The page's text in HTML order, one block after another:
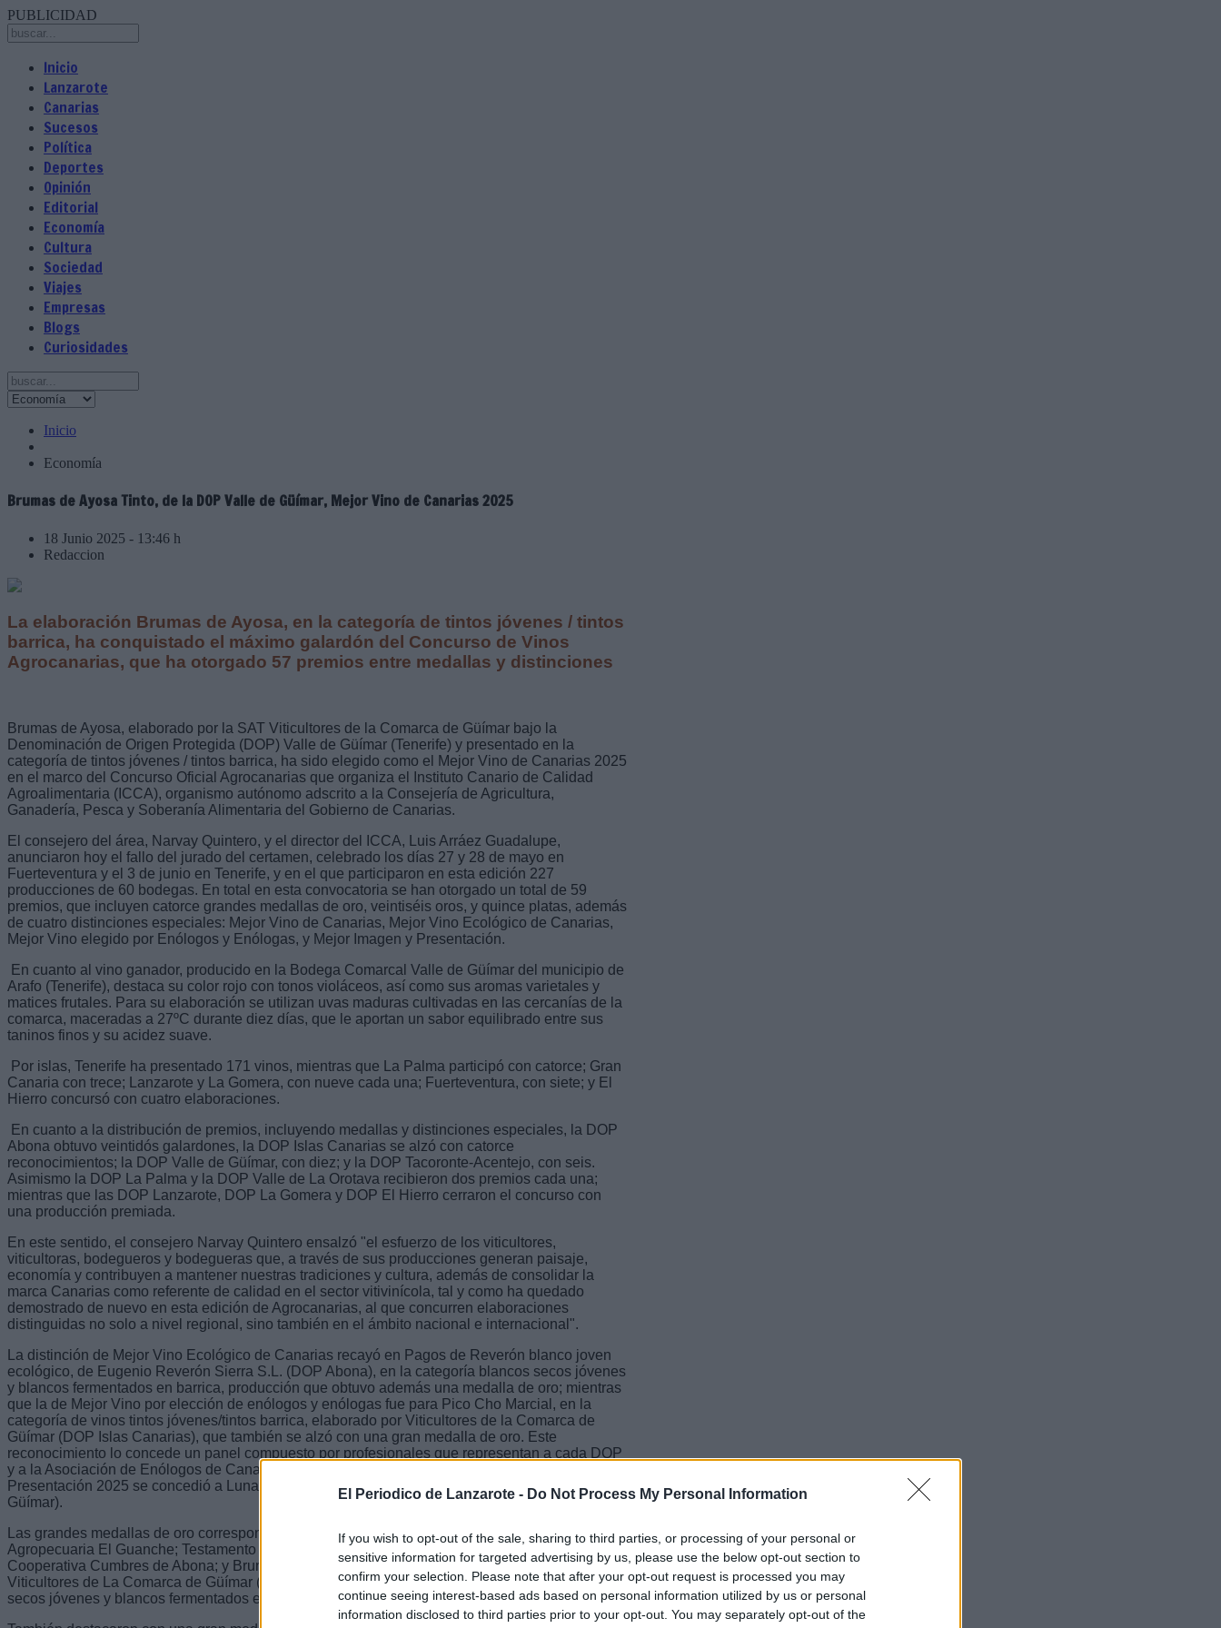
El Periodico de Lanzarote - Do Not Process My Personal Information
If you wish to opt-out of the sale, sharing to third parties, or processing of your personal or
sensitive information for targeted advertising by us, please use the below opt-out section to
confirm your selection. Please note that after your opt-out request is processed you may
continue seeing interest-based ads based on personal information utilized by us or personal
information disclosed to third parties prior to your opt-out. You may separately opt-out of the
PUBLICIDAD
Inicio
Lanzarote
Canarias
Sucesos
Política
Deportes
Opinión
Editorial
Economía
Cultura
Sociedad
Viajes
Empresas
Blogs
Curiosidades
Inicio
Economía
Brumas de Ayosa Tinto, de la DOP Valle de Güímar, Mejor Vino de Canarias 2025
18 Junio 2025 - 13:46 h
Redaccion
La elaboración Brumas de Ayosa, en la categoría de tintos jóvenes / tintos
barrica, ha conquistado el máximo galardón del Concurso de Vinos
Agrocanarias, que ha otorgado 57 premios entre medallas y distinciones
Brumas de Ayosa, elaborado por la SAT Viticultores de la Comarca de Güímar bajo la
Denominación de Origen Protegida (DOP) Valle de Güímar (Tenerife) y presentado en la
categoría de tintos jóvenes / tintos barrica, ha sido elegido como el Mejor Vino de Canarias 2025
en el marco del Concurso Oficial Agrocanarias que organiza el Instituto Canario de Calidad
Agroalimentaria (ICCA), organismo autónomo adscrito a la Consejería de Agricultura,
Ganadería, Pesca y Soberanía Alimentaria del Gobierno de Canarias.
El consejero del área, Narvay Quintero, y el director del ICCA, Luis Arráez Guadalupe,
anunciaron hoy el fallo del jurado del certamen, celebrado los días 27 y 28 de mayo en
Fuerteventura y el 3 de junio en Tenerife, y en el que participaron en esta edición 227
producciones de 60 bodegas. En total en esta convocatoria se han otorgado un total de 59
premios, que incluyen catorce grandes medallas de oro, veintiséis oros, y quince platas, además
de cuatro distinciones especiales: Mejor Vino de Canarias, Mejor Vino Ecológico de Canarias,
Mejor Vino elegido por Enólogos y Enólogas, y Mejor Imagen y Presentación.
En cuanto al vino ganador, producido en la Bodega Comarcal Valle de Güímar del municipio de
Arafo (Tenerife), destaca su color rojo con tonos violáceos, así como sus aromas varietales y
matices frutales. Para su elaboración se utilizan uvas maduras cultivadas en las cercanías de la
comarca, maceradas a 27ºC durante diez días, que le aportan un sabor equilibrado entre sus
taninos finos y su acidez suave.
Por islas, Tenerife ha presentado 171 vinos, mientras que La Palma participó con catorce; Gran
Canaria con trece; Lanzarote y La Gomera, con nueve cada una; Fuerteventura, con siete; y El
Hierro concursó con cuatro elaboraciones.
En cuanto a la distribución de premios, incluyendo medallas y distinciones especiales, la DOP
Abona obtuvo veintidós galardones, la DOP Islas Canarias se alzó con catorce
reconocimientos; la DOP Valle de Güímar, con diez; y la DOP Tacoronte-Acentejo, con seis.
Asimismo la DOP La Palma y la DOP Valle de La Orotava recibieron dos premios cada una;
mientras que las DOP Lanzarote, DOP La Gomera y DOP El Hierro cerraron el concurso con
una producción premiada.
En este sentido, el consejero Narvay Quintero ensalzó "el esfuerzo de los viticultores,
viticultoras, bodegueros y bodegueras que, a través de sus producciones generan paisaje,
economía y contribuyen a mantener nuestras tradiciones y cultura, además de consolidar la
marca Canarias como referente de calidad en el sector vitivinícola, tal y como ha quedado
demostrado de nuevo en esta edición de Agrocanarias, al que concurren elaboraciones
distinguidas no solo a nivel regional, sino también en el ámbito nacional e internacional".
La distinción de Mejor Vino Ecológico de Canarias recayó en Pagos de Reverón blanco joven
ecológico, de Eugenio Reverón Sierra S.L. (DOP Abona), en la categoría blancos secos jóvenes
y blancos fermentados en barrica, producción que obtuvo además una medalla de oro; mientras
que la de Mejor Vino por elección de enólogos y enólogas fue para Pico Cho Marcial, en la
categoría de vinos tintos jóvenes/tintos barrica, elaborado por Viticultores de la Comarca de
Güímar (DOP Islas Canarias), que también se alzó con una gran medalla de oro. Este
reconocimiento lo concede un panel compuesto por profesionales que representan a cada DOP
y a la Asociación de Enólogos de Canarias. Asimismo, la distinción de Mejor Imagen y
Presentación 2025 se concedió a Luna de Yariza, elaborado por Bodega Tempus (DOP Valle de
Güímar).
Las grandes medallas de oro correspondieron a Niray (DOP La Gomera), elaborado por
Agropecuaria El Guanche; Testamento fermentado en barrica (DOP Abona), de Sociedad
Cooperativa Cumbres de Abona; y Brumas de Ayosa y Brumas de Ayosa 100% Marmajuelo, de
Viticultores de La Comarca de Güímar (DOP Valle Güímar), todos ellos en categoría de blancos
secos jóvenes y blancos fermentados en barrica.